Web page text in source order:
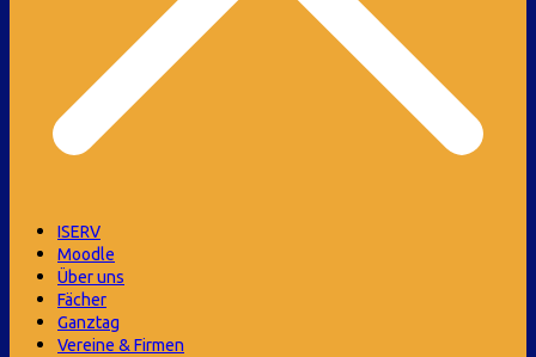
ISERV
Moodle
Über uns
Fächer
Ganztag
Vereine & Firmen